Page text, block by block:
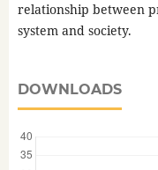
relationship between
system and society.
DOWNLOADS